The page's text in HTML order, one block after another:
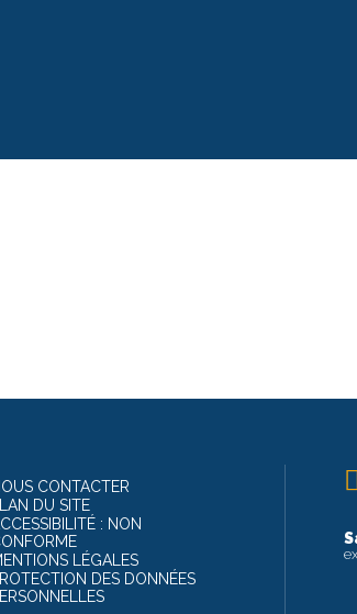
CONTACTER
DU SITE
: NON
LÉGALES
DES DONNÉES